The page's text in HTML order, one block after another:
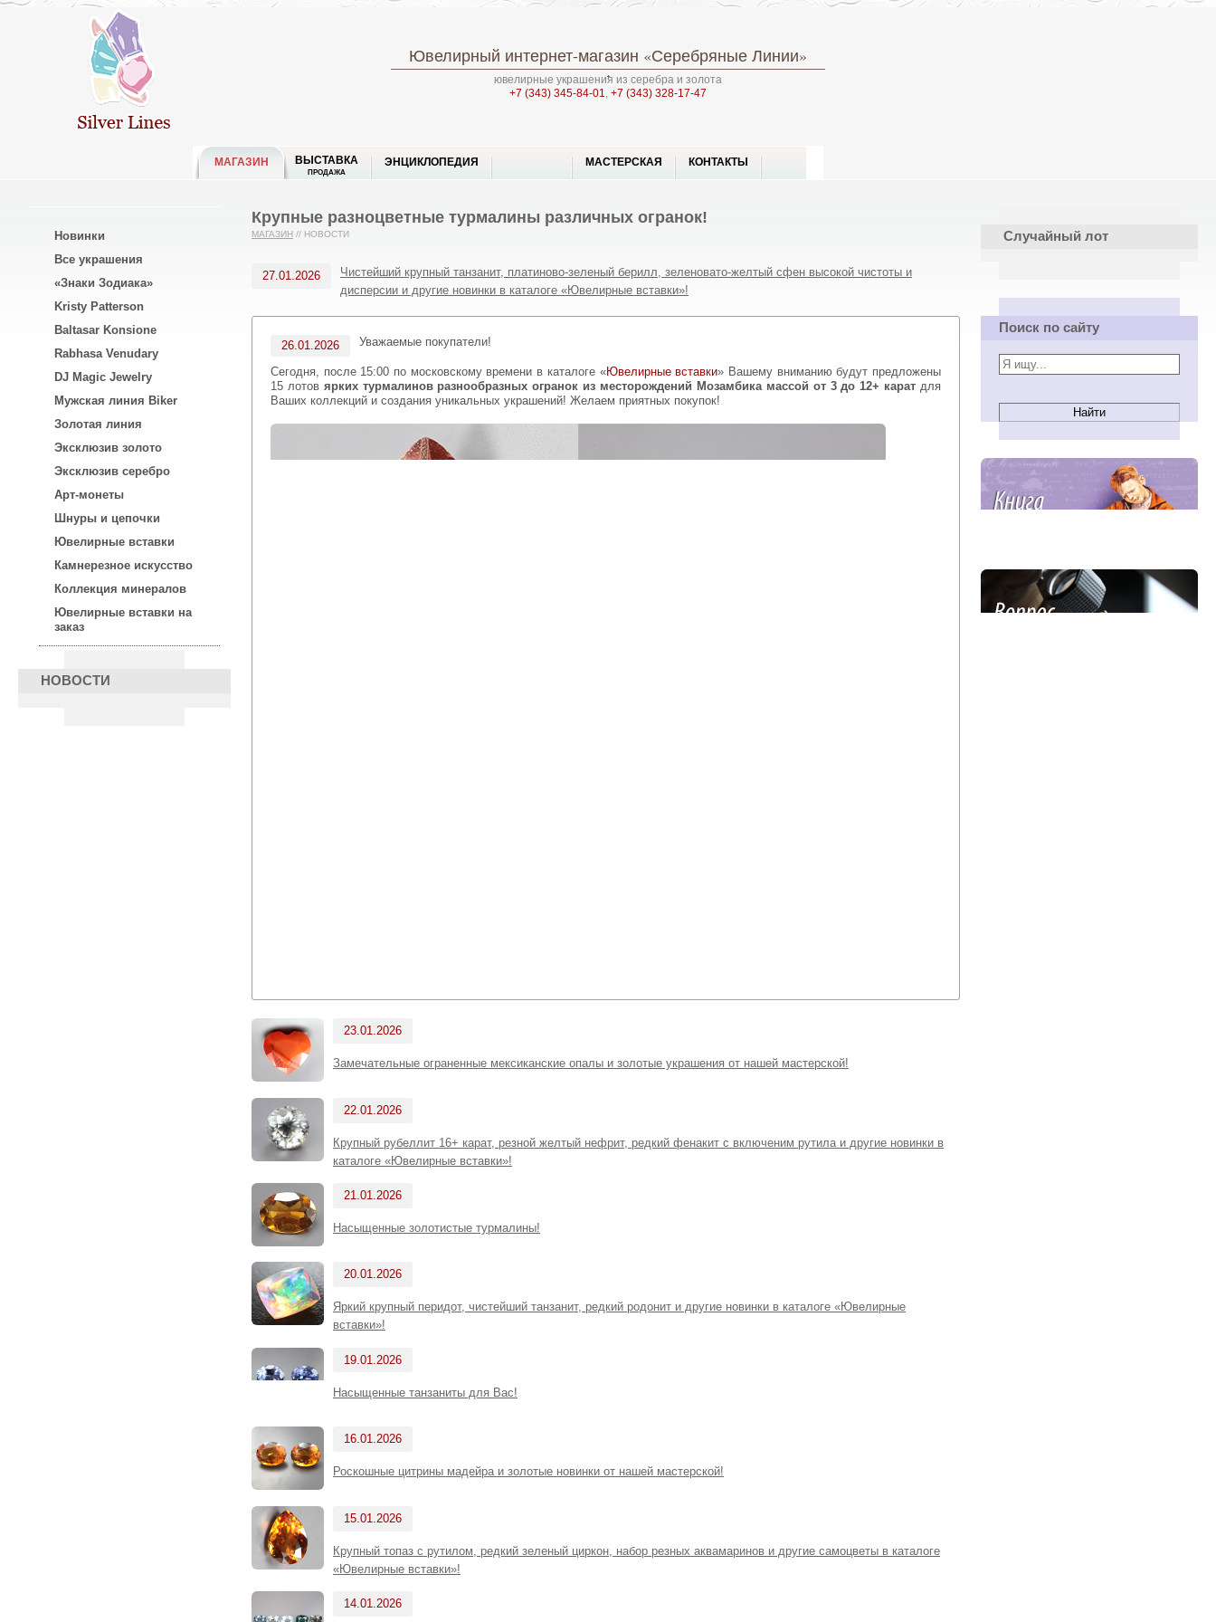
Ювелирный интернет-магазин «Серебряные Линии»
ювелирные украшения из серебра и золота
+7 (343) 345-84-01, +7 (343) 328-17-47
МАГАЗИН ВЫСТАВКА
ПРОДАЖА
ЭНЦИКЛОПЕДИЯ МАСТЕРСКАЯ КОНТАКТЫ
Новинки
Все украшения
«Знаки Зодиака»
Kristy Patterson
Baltasar Konsione
Rabhasa Venudary
DJ Magic Jewelry
Мужская линия Biker
Золотая линия
Эксклюзив золото
Эксклюзив серебро
Арт-монеты
Шнуры и цепочки
Ювелирные вставки
Камнерезное искусство
Коллекция минералов
Ювелирные вставки на
заказ
НОВОСТИ
Крупные разноцветные турмалины различных огранок!
МАГАЗИН // НОВОСТИ
27.01.2026
Чистейший крупный танзанит, платиново-зеленый берилл, зеленовато-желтый сфен высокой чистоты и
дисперсии и другие новинки в каталоге «Ювелирные вставки»!
26.01.2026 Уважаемые покупатели!
Сегодня, после 15:00 по московскому времени в каталоге «Ювелирные вставки» Вашему вниманию будут предложены
15 лотов ярких турмалинов разнообразных огранок из месторождений Мозамбика массой от 3 до 12+ карат для
Ваших коллекций и создания уникальных украшений! Желаем приятных покупок!
23.01.2026
Замечательные ограненные мексиканские опалы и золотые украшения от нашей мастерской!
22.01.2026
Крупный рубеллит 16+ карат, резной желтый нефрит, редкий фенакит с включеним рутила и другие новинки в
каталоге «Ювелирные вставки»!
21.01.2026
Насыщенные золотистые турмалины!
20.01.2026
Яркий крупный перидот, чистейший танзанит, редкий родонит и другие новинки в каталоге «Ювелирные
вставки»!
19.01.2026
Насыщенные танзаниты для Вас!
16.01.2026
Роскошные цитрины мадейра и золотые новинки от нашей мастерской!
15.01.2026
Крупный топаз с рутилом, редкий зеленый циркон, набор резных аквамаринов и другие самоцветы в каталоге
«Ювелирные вставки»!
14.01.2026
Случайный лот
Поиск по сайту